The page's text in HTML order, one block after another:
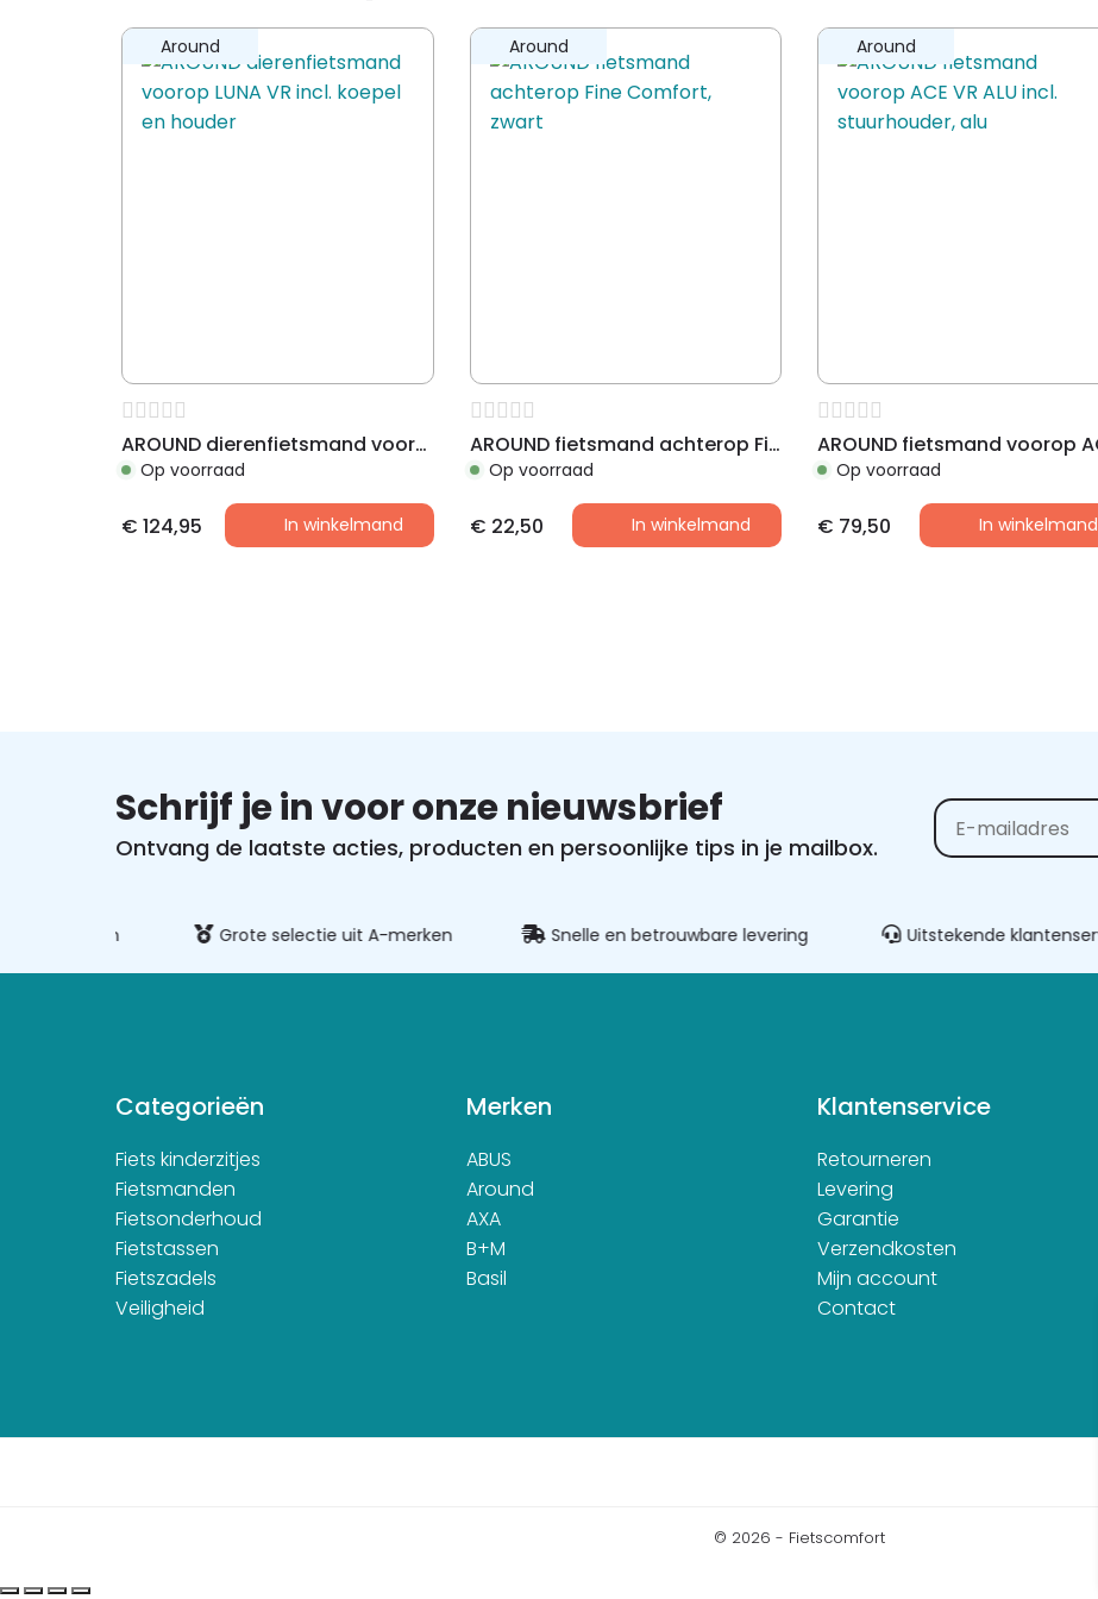
Volwassenen
Maat
Aansluiting
Montage op voor- of achterdrager
Around
AROUND dierenfietsmand voorop LUNA VR incl. koepel en houder
Op voorraad
€ 124,95 In winkelmand
Around
AROUND fietsmand achterop Fine Comfort, zwart
Op voorraad
€ 22,50 In winkelmand
Around
Op voorraad
€ 79,50 In winkelmand
Schrijf je in voor onze nieuwsbrief
Ontvang de laatste acties, producten en persoonlijke tips in je mailbox. Alternative:
Grote selectie uit A-merken Snelle en betrouwbare levering Uitstekende klantenservice
Categorieën
Fiets kinderzitjes
Fietsmanden
Fietsonderhoud
Fietstassen
Fietszadels
Veiligheid
Merken
ABUS
Around
AXA
B+M
Basil
Klantenservice
Retourneren
Levering
Garantie
Verzendkosten
Mijn account
Contact
© 2026 - Fietscomfort